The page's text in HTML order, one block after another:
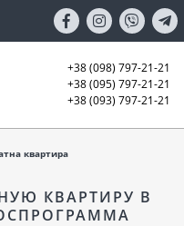
+38 (098) 797-21-21
+38 (095) 797-21-21
+38 (093) 797-21-21
квартира
КВАРТИРУ В